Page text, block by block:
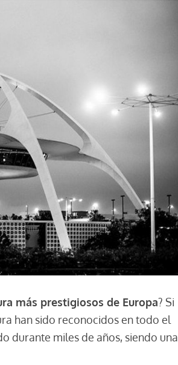
más prestigiosos de Europa? Si
han sido reconocidos en todo el
durante miles de años, siendo una